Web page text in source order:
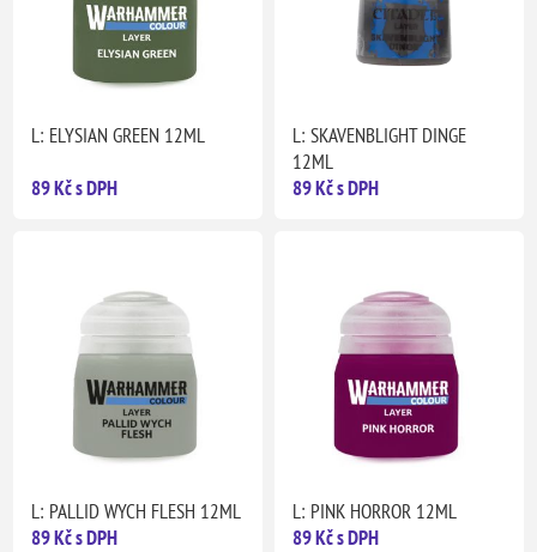
L: ELYSIAN GREEN 12ML
89 Kč s DPH
L: SKAVENBLIGHT DINGE
12ML
89 Kč s DPH
L: PALLID WYCH FLESH 12ML
89 Kč s DPH
L: PINK HORROR 12ML
89 Kč s DPH